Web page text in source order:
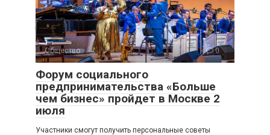
Общество 0
Форум социального
предпринимательства «Больше
чем бизнес» пройдет в Москве 2
июля
Участники смогут получить персональные советы